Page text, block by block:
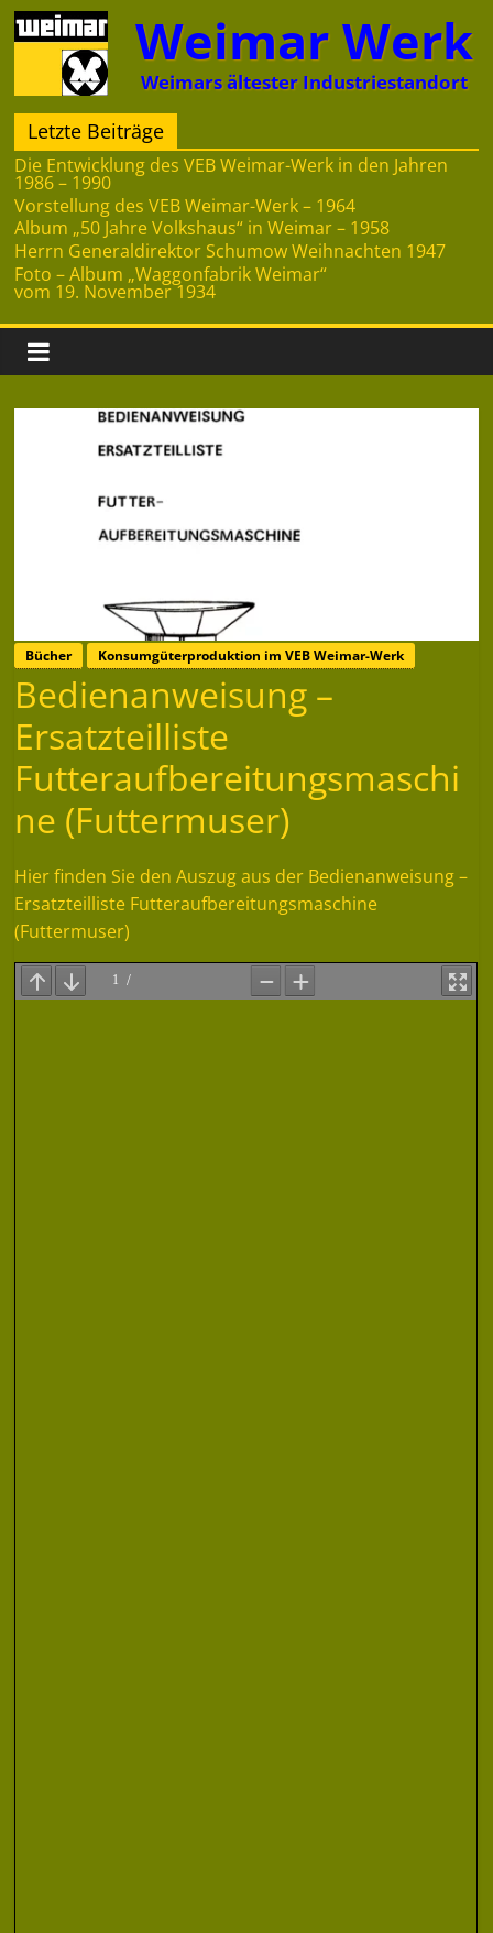
Zum
Inhalt
springen
Weimar Werk
Weimars ältester Industriestandort
Letzte Beiträge
Die Entwicklung des VEB Weimar-Werk in den Jahren
1986 – 1990
Vorstellung des VEB Weimar-Werk – 1964
Album „50 Jahre Volkshaus“ in Weimar – 1958
Herrn Generaldirektor Schumow Weihnachten 1947
Foto – Album „Waggonfabrik Weimar“
vom 19. November 1934
Bücher Konsumgüterproduktion im VEB Weimar-Werk
Bedienanweisung –
Ersatzteilliste
Futteraufbereitungsmaschi
ne (Futtermuser)
Hier finden Sie den Auszug aus der Bedienanweisung –
Ersatzteilliste Futteraufbereitungsmaschine
(Futtermuser)